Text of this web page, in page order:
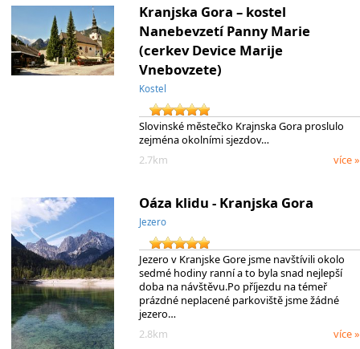
Kranjska Gora – kostel
Nanebevzetí Panny Marie
(cerkev Device Marije
Vnebovzete)
Kostel
Slovinské městečko Krajnska Gora proslulo
zejména okolními sjezdov…
2.7km
více »
Oáza klidu - Kranjska Gora
Jezero
Jezero v Kranjske Gore jsme navštívili okolo
sedmé hodiny ranní a to byla snad nejlepší
doba na návštěvu.Po příjezdu na témeř
prázdné neplacené parkoviště jsme žádné
jezero…
2.8km
více »